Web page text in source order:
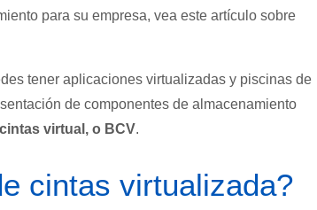
para su empresa, vea este artículo sobre
tener aplicaciones virtualizadas y piscinas de
de componentes de almacenamiento
virtual, o BCV.
cintas virtualizada?